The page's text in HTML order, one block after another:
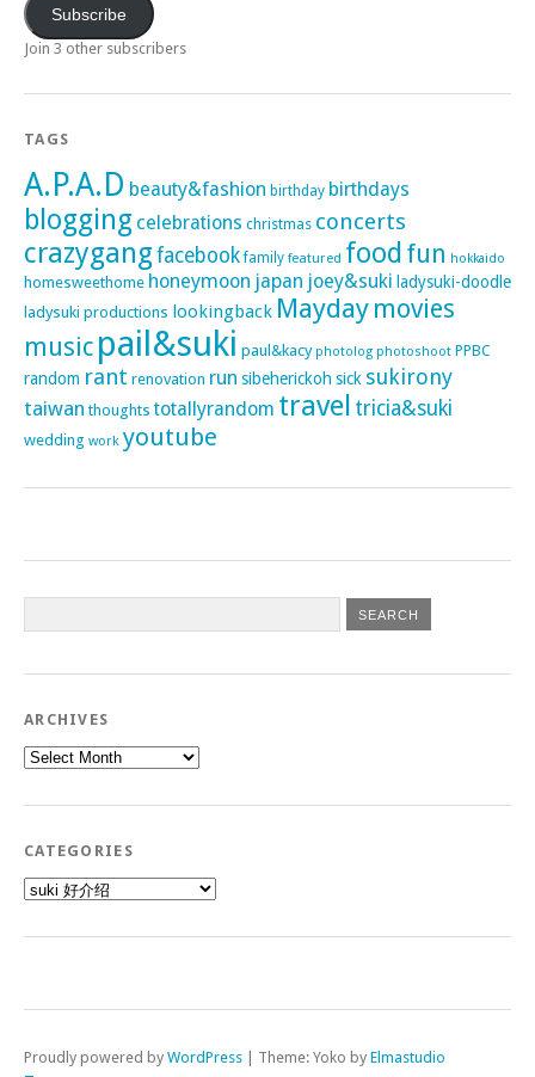
Subscribe
Join 3 other subscribers
TAGS
A.P.A.D beauty&fashion birthday birthdays
blogging celebrations christmas concerts
crazygangfacebook family featured food fun hokkaido
homesweethome honeymoon japan joey&suki ladysuki-doodle
ladysuki productions lookingback Mayday movies
music pail&suki paul&kacy photolog photoshoot PPBC
random rant renovation run sibeherickoh sick sukirony
taiwan thoughts totallyrandom travel tricia&suki
wedding work youtube
ARCHIVES
Archives
CATEGORIES
Categories
Proudly powered by WordPress Theme: Yoko by Elmastudio